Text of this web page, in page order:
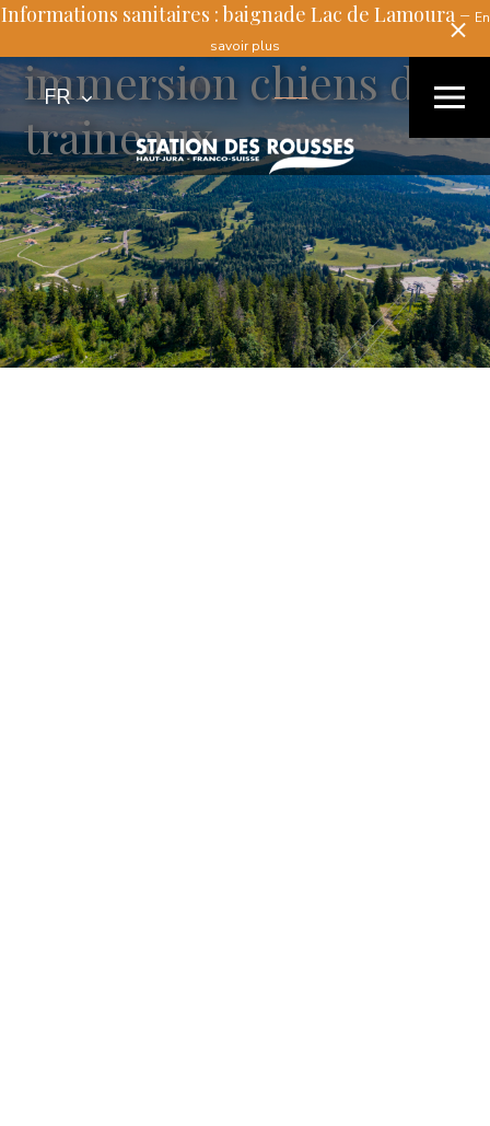
Informations sanitaires : baignade Lac de Lamoura – En
savoir plus
FR RECHERCHER
Visite de parc et
immersion chiens de
traineaux